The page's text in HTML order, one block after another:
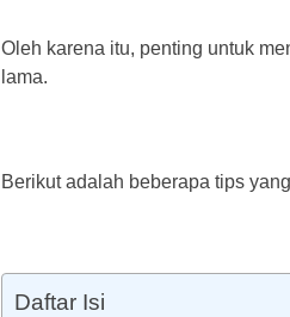
Oleh karena itu, penting untuk
lama.
Berikut adalah beberapa tips
Daftar Isi